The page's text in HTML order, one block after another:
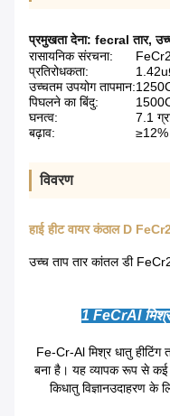
प्रमुखता देना: fecral तार,
रासायनिक संरचना:
प्रतिरोधकता:
उच्चतम उपयोग तापमान:
पिघलने का बिंदु:
घनत्व:
7.1
बढ़ाव:
≥12%
विवरण
हाई हीट वायर कंठाल D
उच्च ताप तार कांतल डी
1 FeCrAl मिश्र
Fe-Cr-Al मिश्र धातु हीटिंग
बना है। यह व्यापक रूप से कई
किधातु विज्ञानउदाहरण के